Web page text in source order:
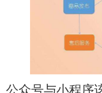
公众号与小程序